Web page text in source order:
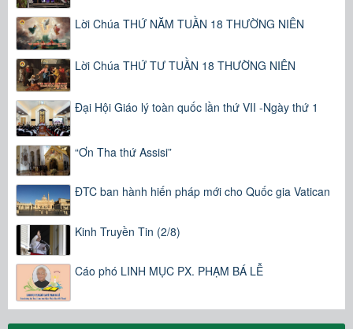
Lời Chúa THỨ NĂM TUẦN 18 THƯỜNG NIÊN
Lời Chúa THỨ TƯ TUẦN 18 THƯỜNG NIÊN
Đại Hội Giáo lý toàn quốc lần thứ VII -Ngày thứ 1
“Ơn Tha thứ Assisi”
ĐTC ban hành hiến pháp mới cho Quốc gia Vatican
Kinh Truyền Tin (2/8)
Cáo phó LINH MỤC PX. PHẠM BÁ LỄ